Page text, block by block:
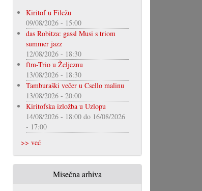
Kiritof u Filežu
09/08/2026 - 15:00
das Robitza: gassl Musi s triom
summer jazz
12/08/2026 - 18:30
ftm-Trio u Željeznu
13/08/2026 - 18:30
Tamburaški večer u Csello malinu
13/08/2026 - 20:00
Kiritofska izložba u Uzlopu
14/08/2026 - 18:00do 16/08/2026
- 17:00
>> već
Misečna arhiva